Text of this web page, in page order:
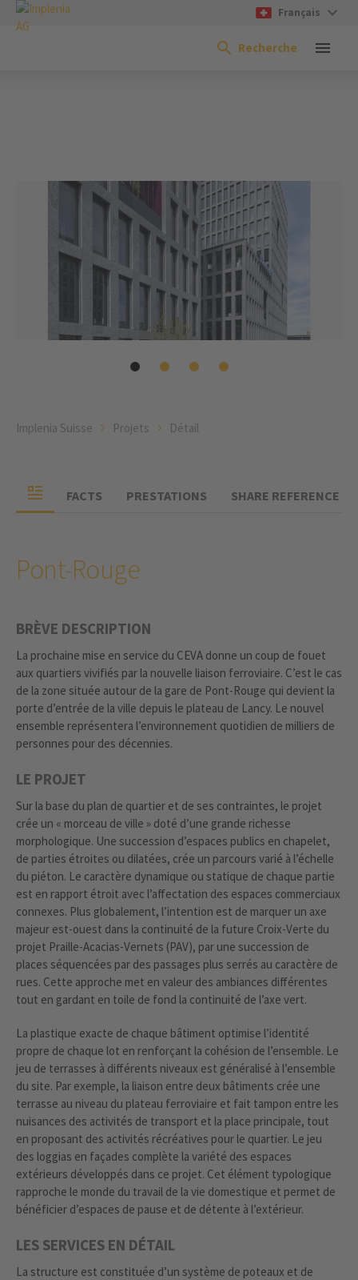
Français
Recherche
Implenia Suisse Projets Détail
FACTS PRESTATIONS SHARE REFERENCE
Pont-Rouge
BRÈVE DESCRIPTION
La prochaine mise en service du CEVA donne un coup de fouet
aux quartiers vivifiés par la nouvelle liaison ferroviaire. C’est le cas
de la zone située autour de la gare de Pont-Rouge qui devient la
porte d’entrée de la ville depuis le plateau de Lancy. Le nouvel
ensemble représentera l’environnement quotidien de milliers de
personnes pour des décennies.
LE PROJET
Sur la base du plan de quartier et de ses contraintes, le projet
crée un « morceau de ville » doté d’une grande richesse
morphologique. Une succession d’espaces publics en chapelet,
de parties étroites ou dilatées, crée un parcours varié à l’échelle
du piéton. Le caractère dynamique ou statique de chaque partie
est en rapport étroit avec l’affectation des espaces commerciaux
connexes. Plus globalement, l’intention est de marquer un axe
majeur est-ouest dans la continuité de la future Croix-Verte du
projet Praille-Acacias-Vernets (PAV), par une succession de
places séquencées par des passages plus serrés au caractère de
rues. Cette approche met en valeur des ambiances différentes
tout en gardant en toile de fond la continuité de l’axe vert.
La plastique exacte de chaque bâtiment optimise l’identité
propre de chaque lot en renforçant la cohésion de l’ensemble. Le
jeu de terrasses à différents niveaux est généralisé à l’ensemble
du site. Par exemple, la liaison entre deux bâtiments crée une
terrasse au niveau du plateau ferroviaire et fait tampon entre les
nuisances des activités de transport et la place principale, tout
en proposant des activités récréatives pour le quartier. Le jeu
des loggias en façades complète la variété des espaces
extérieurs développés dans ce projet. Cet élément typologique
rapproche le monde du travail de la vie domestique et permet de
bénéficier d’espaces de pause et de détente à l’extérieur.
LES SERVICES EN DÉTAIL
La structure est constituée d’un système de poteaux et de